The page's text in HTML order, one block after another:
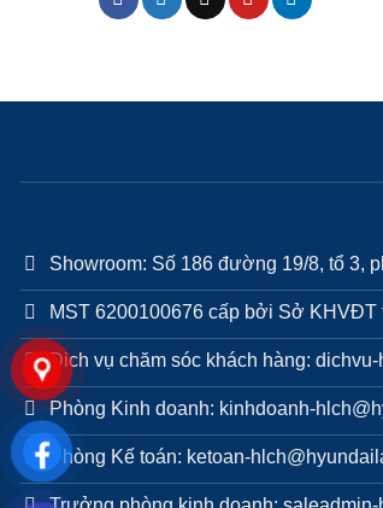
Showroom: Số 186 đường 19/8, tổ 3,
MST 6200100676 cấp bởi Sở KHVĐT
Dich vụ chăm sóc khách hàng:
Phòng Kinh doanh: kinhdoanh-
Phòng Kế toán: ketoan-